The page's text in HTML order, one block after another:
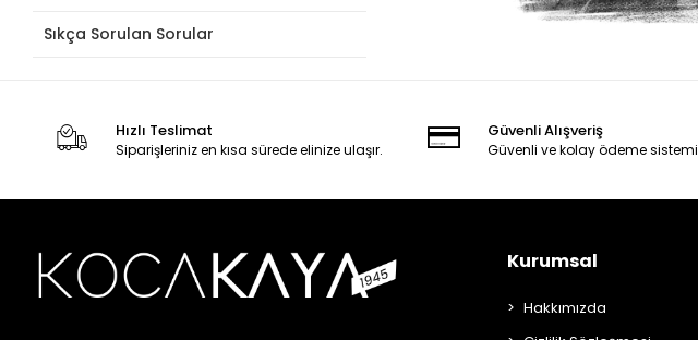
Sıkça Sorulan Sorular
Hızlı Teslimat
Siparişleriniz en kısa sürede elinize ulaşır.
Güvenli Alışveriş
Güvenli ve kolay ödeme sistemi
Kurumsal
Hakkımızda